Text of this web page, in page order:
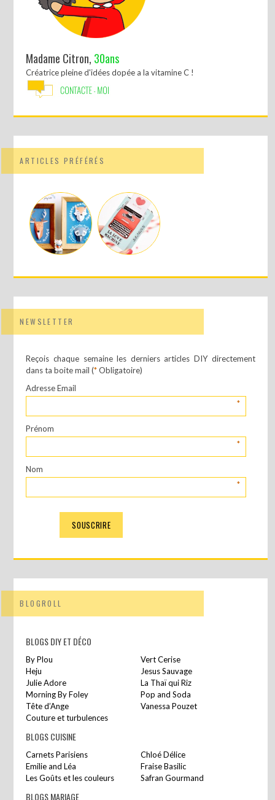
Madame Citron, 30ans
Créatrice pleine d'idées dopée a la vitamine C !
ARTICLES PRÉFÉRÉS
NEWSLETTER
Reçois chaque semaine les derniers articles DIY directement
dans ta boite mail (*Obligatoire)
Adresse Email
*
Prénom
*
Nom
*
BLOGROLL
BLOGS DIY ET DÉCO
By Plou
Vert Cerise
Heju
Jesus Sauvage
Julie Adore
La Thaï qui Riz
Morning By Foley
Pop and Soda
Tête d’Ange
Vanessa Pouzet
Couture et turbulences
BLOGS CUISINE
Carnets Parisiens
Chloé Délice
Emilie and Léa
Fraise Basilic
Les Goûts et les couleurs
Safran Gourmand
BLOGS MARIAGE